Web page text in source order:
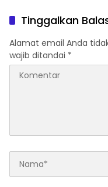
Tinggalkan
Alamat email Anda
wajib ditandai *